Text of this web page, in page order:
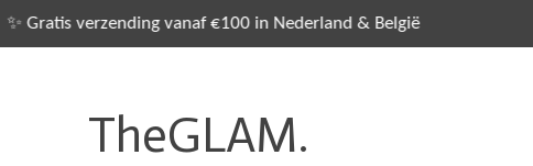
✨ Gratis verzending vanaf €100 in Nederland & België
TheGLAM.